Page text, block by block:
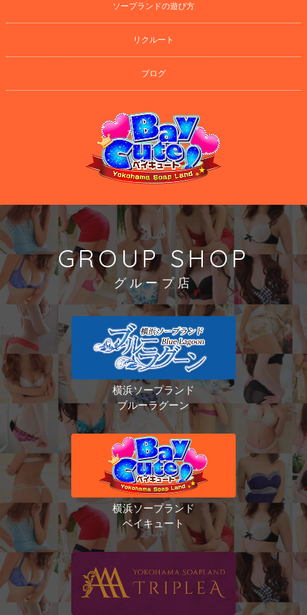
ソープランドの遊び方
リクルート
ブログ
GROUP SHOP
グループ店
横浜ソープランド
ブルーラグーン
横浜ソープランド
ベイキュート